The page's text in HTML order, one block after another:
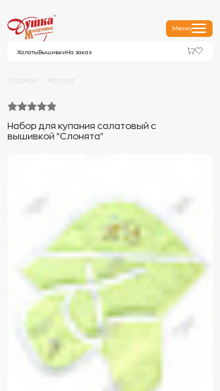
Меню
Халаты Вышивки На заказ
Главная Каталог
Набор для купания салатовый с
вышивкой "Слонята"